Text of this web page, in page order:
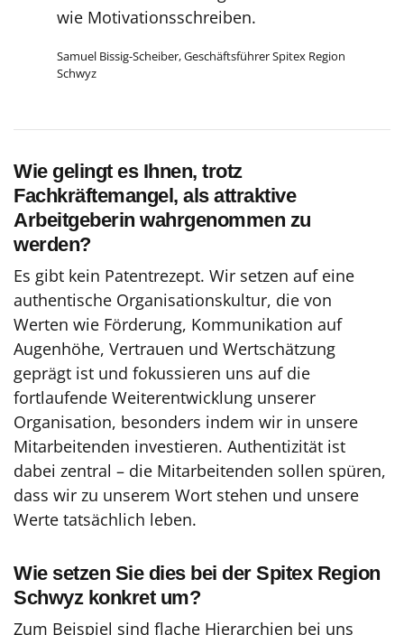
wie Motivationsschreiben.
Samuel Bissig-Scheiber, Geschäftsführer Spitex Region
Schwyz
Wie gelingt es Ihnen, trotz
Fachkräftemangel, als attraktive
Arbeitgeberin wahrgenommen zu
werden?
Es gibt kein Patentrezept. Wir setzen auf eine
authentische Organisationskultur, die von
Werten wie Förderung, Kommunikation auf
Augenhöhe, Vertrauen und Wertschätzung
geprägt ist und fokussieren uns auf die
fortlaufende Weiterentwicklung unserer
Organisation, besonders indem wir in unsere
Mitarbeitenden investieren. Authentizität ist
dabei zentral – die Mitarbeitenden sollen spüren,
dass wir zu unserem Wort stehen und unsere
Werte tatsächlich leben.
Wie setzen Sie dies bei der Spitex Region
Schwyz konkret um?
Zum Beispiel sind flache Hierarchien bei uns